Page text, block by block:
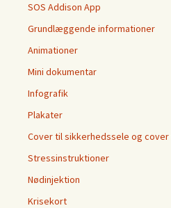
SOS Addison App
Grundlæggende informationer
Animationer
Mini dokumentar
Infografik
Plakater
Cover til sikkerhedssele og cover
Stressinstruktioner
Nødinjektion
Krisekort